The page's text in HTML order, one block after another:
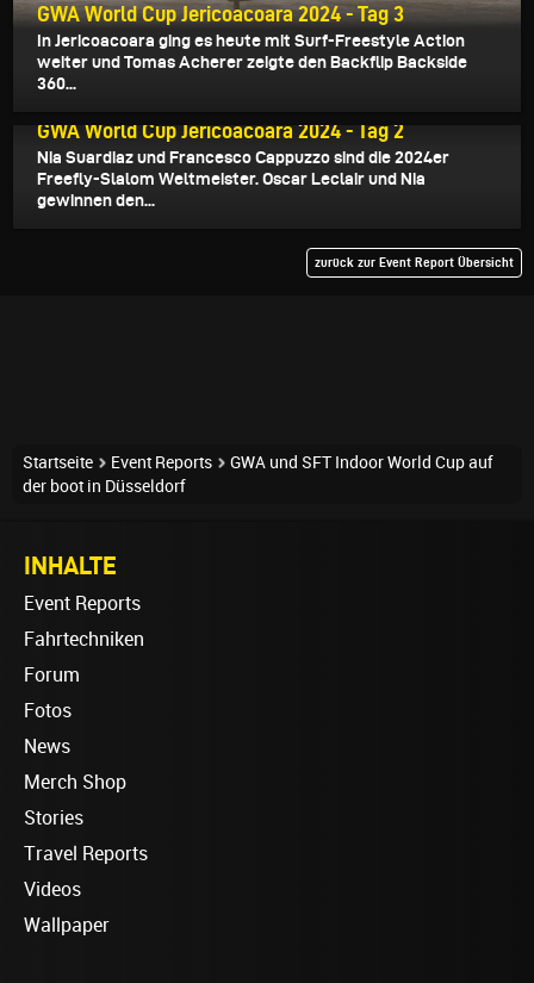
GWA World Cup Jericoacoara 2024 - Tag 3
In Jericoacoara ging es heute mit Surf-Freestyle Action
weiter und Tomas Acherer zeigte den Backflip Backside
360...
GWA World Cup Jericoacoara 2024 - Tag 2
Nia Suardiaz und Francesco Cappuzzo sind die 2024er
Freefly-Slalom Weltmeister. Oscar Leclair und Nia
gewinnen den...
zurück zur Event Report Übersicht
Startseite Event Reports
GWA und SFT Indoor World Cup auf
der boot in Düsseldorf
INHALTE
Event Reports
Fahrtechniken
Forum
Fotos
News
Merch Shop
Stories
Travel Reports
Videos
Wallpaper